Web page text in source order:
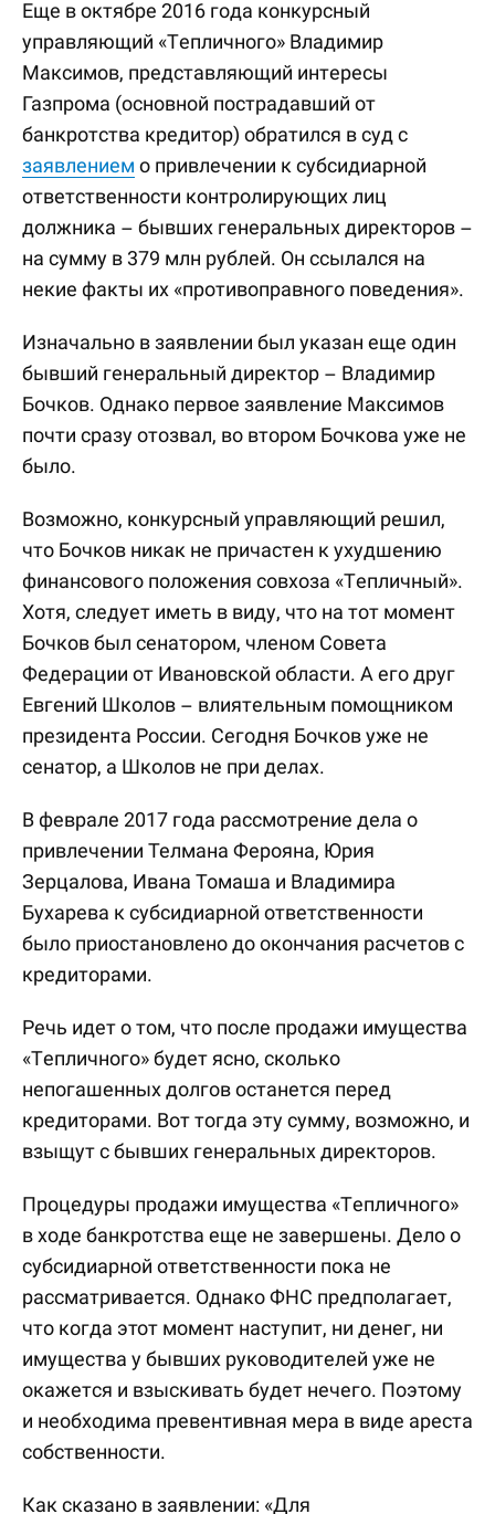
Еще в октябре 2016 года конкурсный
управляющий «Тепличного» Владимир
Максимов, представляющий интересы
Газпрома (основной пострадавший от
банкротства кредитор) обратился в суд с
заявлением о привлечении к субсидиарной
ответственности контролирующих лиц
должника – бывших генеральных директоров –
на сумму в 379 млн рублей. Он ссылался на
некие факты их «противоправного поведения».
Изначально в заявлении был указан еще один
бывший генеральный директор – Владимир
Бочков. Однако первое заявление Максимов
почти сразу отозвал, во втором Бочкова уже не
было.
Возможно, конкурсный управляющий решил,
что Бочков никак не причастен к ухудшению
финансового положения совхоза «Тепличный».
Хотя, следует иметь в виду, что на тот момент
Бочков был сенатором, членом Совета
Федерации от Ивановской области. А его друг
Евгений Школов – влиятельным помощником
президента России. Сегодня Бочков уже не
сенатор, а Школов не при делах.
В феврале 2017 года рассмотрение дела о
привлечении Телмана Ферояна, Юрия
Зерцалова, Ивана Томаша и Владимира
Бухарева к субсидиарной ответственности
было приостановлено до окончания расчетов с
кредиторами.
Речь идет о том, что после продажи имущества
«Тепличного» будет ясно, сколько
непогашенных долгов останется перед
кредиторами. Вот тогда эту сумму, возможно, и
взыщут с бывших генеральных директоров.
Процедуры продажи имущества «Тепличного»
в ходе банкротства еще не завершены. Дело о
субсидиарной ответственности пока не
рассматривается. Однако ФНС предполагает,
что когда этот момент наступит, ни денег, ни
имущества у бывших руководителей уже не
окажется и взыскивать будет нечего. Поэтому
и необходима превентивная мера в виде ареста
собственности.
Как сказано в заявлении: «Для